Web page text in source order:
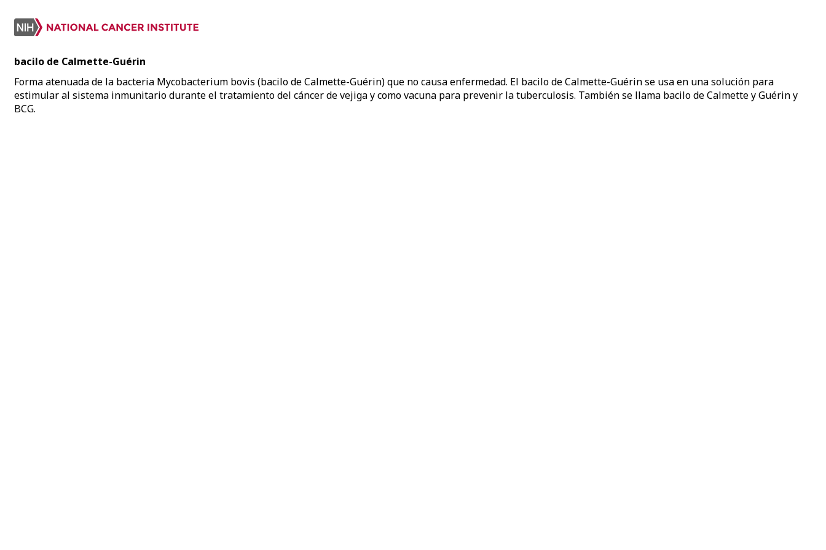
bacilo de Calmette-Guérin
Forma atenuada de la bacteria Mycobacterium bovis (bacilo de Calmette-Guérin) que no causa enfermedad. El bacilo de Calmette-Guérin se usa en una solución para
estimular al sistema inmunitario durante el tratamiento del cáncer de vejiga y como vacuna para prevenir la tuberculosis. También se llama bacilo de Calmette y Guérin y
BCG.